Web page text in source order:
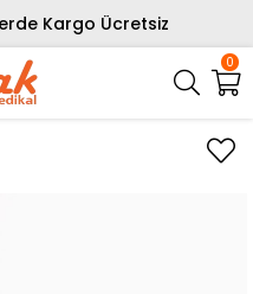
Kargo Ücretsiz
0